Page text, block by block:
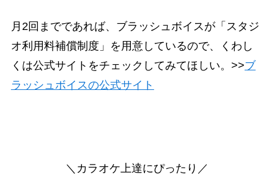
月2回までであれば、ブラッシュボイスが「スタジ
オ利用料補償制度」を用意しているので、くわし
くは公式サイトをチェックしてみてほしい。>>ブ
ラッシュボイスの公式サイト
＼カラオケ上達にぴったり／